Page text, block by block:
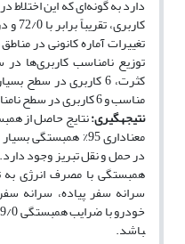
توزیع نامناسب کاربری‌ها
مناسب و 6 کاربری در سطح نامناسب از نظر تراکم قرار دارند.
نتیجه­گیری:
معناداری 95%
در حمل و نقل تبریز وجود
همبستگی با مصرف انرژی
سرانه سفر پیاده، سرانه
باشد.